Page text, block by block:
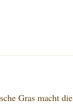
Gras macht die